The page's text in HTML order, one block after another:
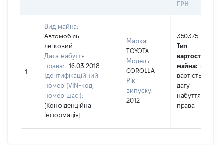
ГРН
1
Вид майна:
Автомобіль
легковий
Дата набуття
права:
16.03.2018
Ідентифікаційний
номер (VIN-код,
номер шасі):
[Конфіденційна
інформація]
Марка:
TOYOTA
Модель:
COROLLA
Рік
випуску:
2012
350375
Тип
вартості
майна: це
вартість на
дату
набуття
права